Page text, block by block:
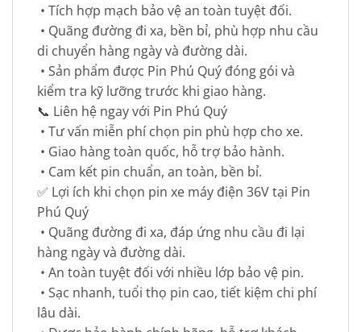
• Tích hợp mạch bảo vệ an toàn tuyệt đối.
• Quãng đường đi xa, bền bỉ, phù hợp nhu cầu
di chuyển hàng ngày và đường dài.
• Sản phẩm được Pin Phú Quý đóng gói và
kiểm tra kỹ lưỡng trước khi giao hàng.
📞 Liên hệ ngay với Pin Phú Quý
• Tư vấn miễn phí chọn pin phù hợp cho xe.
• Giao hàng toàn quốc, hỗ trợ bảo hành.
• Cam kết pin chuẩn, an toàn, bền bỉ.
✅ Lợi ích khi chọn pin xe máy điện 36V tại Pin
Phú Quý
• Quãng đường đi xa, đáp ứng nhu cầu đi lại
hàng ngày và đường dài.
• An toàn tuyệt đối với nhiều lớp bảo vệ pin.
• Sạc nhanh, tuổi thọ pin cao, tiết kiệm chi phí
lâu dài.